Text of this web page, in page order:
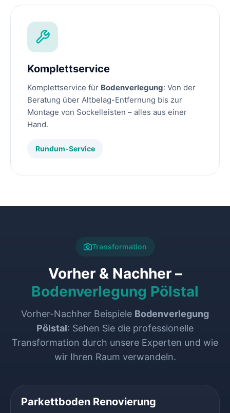
Komplettservice
Komplettservice für Bodenverlegung: Von der
Beratung über Altbelag-Entfernung bis zur
Montage von Sockelleisten – alles aus einer
Hand.
Rundum-Service
Transformation
Vorher & Nachher –
Bodenverlegung Pölstal
Vorher-Nachher Beispiele Bodenverlegung
Pölstal: Sehen Sie die professionelle
Transformation durch unsere Experten und wie
wir Ihren Raum verwandeln.
Parkettboden Renovierung